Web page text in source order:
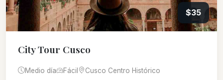
$35
City Tour Cusco
Medio día Fácil Cusco Centro Histórico